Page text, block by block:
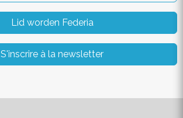
Lid worden Federia
S'inscrire à la newsletter